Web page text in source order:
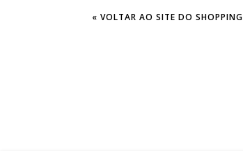
« VOLTAR AO SITE DO SHOPPING